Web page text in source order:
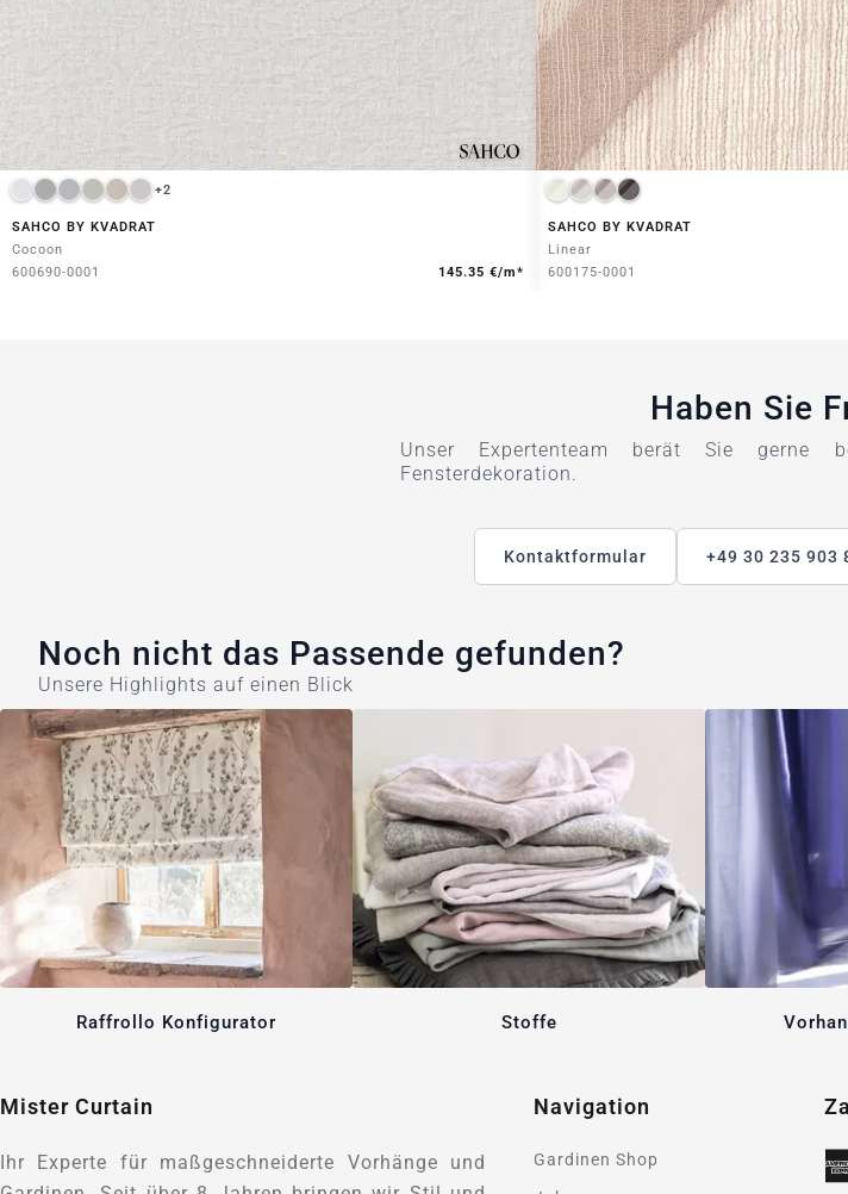
+2
SAHCO BY KVADRAT
Cocoon
600690-0001
145.35 €/m*
SAHCO BY KVADRAT
Linear
600175-0001
Haben Sie
Unser Expertenteam berät Sie gerne
Fensterdekoration.
Kontaktformular +49 30 235 903
Noch nicht das Passende gefunden?
Unsere Highlights auf einen Blick
Raffrollo Konfigurator Stoffe
Mister Curtain
Ihr Experte für maßgeschneiderte Vorhänge und
Navigation
Gardinen Shop